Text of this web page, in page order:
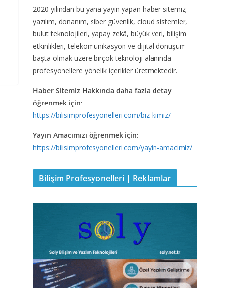
2020 yılından bu yana yayın yapan haber sitemiz;
yazılım, donanım, siber güvenlik, cloud sistemler,
bulut teknolojileri, yapay zekâ, büyük veri, bilişim
etkinlikleri, telekomünikasyon ve dijital dönüşüm
başta olmak üzere birçok teknoloji alanında
profesyonellere yönelik içerikler üretmektedir.
Haber Sitemiz Hakkında daha fazla detay
öğrenmek için:
https://bilisimprofesyonelleri.com/biz-kimiz/
Yayın Amacımızı öğrenmek için:
https://bilisimprofesyonelleri.com/yayin-amacimiz/
Bilişim Profesyonelleri | Reklamlar